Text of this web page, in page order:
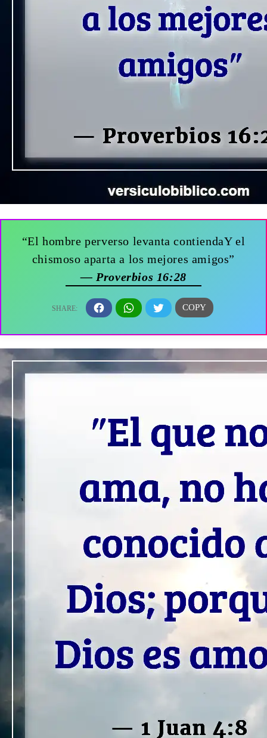
“El hombre perverso levanta contiendaY el
chismoso aparta a los mejores amigos”
— Proverbios 16:28